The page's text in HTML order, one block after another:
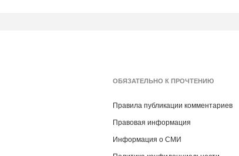
ОБЯЗАТЕЛЬНО К ПРОЧТЕНИЮ
Правила публикации комментариев
Правовая информация
Информация о СМИ